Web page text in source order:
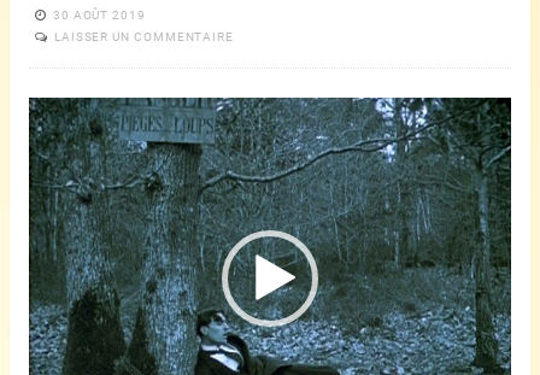
30 AOÛT 2019
LAISSER UN COMMENTAIRE
Lecteur
vidéo